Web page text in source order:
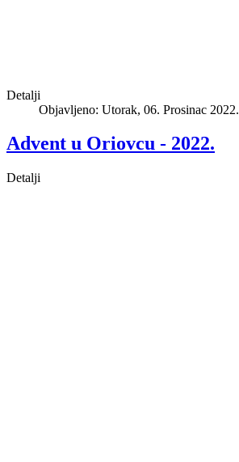
Detalji
Objavljeno: Utorak, 06. Prosinac 2022.
Advent u Oriovcu - 2022.
Detalji